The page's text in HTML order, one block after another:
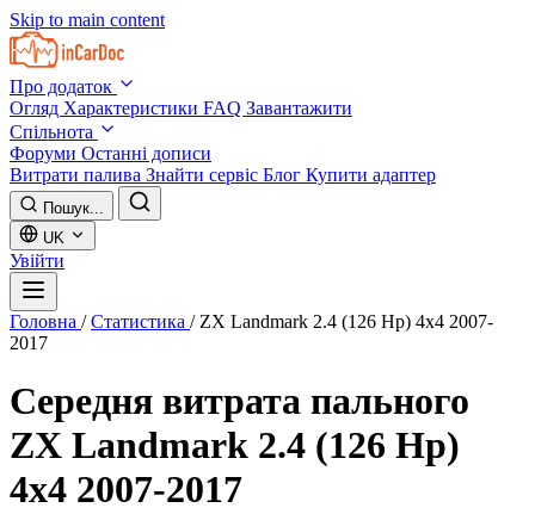
Skip to main content
Про додаток
Огляд Характеристики FAQ Завантажити
Спільнота
Форуми Останні дописи
Витрати палива Знайти сервіс Блог Купити адаптер
Пошук...
UK
Увійти
Головна / Статистика / ZX Landmark 2.4 (126 Hp) 4x4 2007-
2017
Середня витрата пального
ZX Landmark 2.4 (126 Hp)
4x4 2007-2017